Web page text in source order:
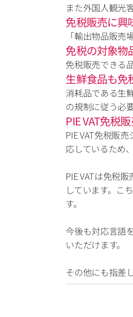
また外国人観光
免税販売に興
「輸出物品販
免税の対象物
免税販売できる
生鮮食品も免
消耗品である生
の規制に従う必
PIE VAT免税
PIE VAT免税販
応しているため
PIE VATは免税
しています。こ
す。
今後も対応言語
いただけます。
その他にも指差